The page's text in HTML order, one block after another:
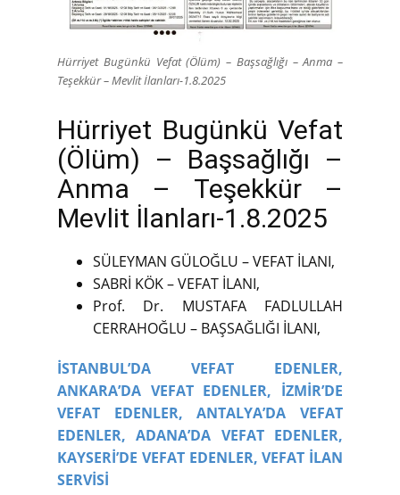
Hürriyet Bugünkü Vefat (Ölüm) – Başsağlığı – Anma –
Teşekkür – Mevlit İlanları-1.8.2025
Hürriyet Bugünkü Vefat
(Ölüm) – Başsağlığı –
Anma – Teşekkür –
Mevlit İlanları-1.8.2025
SÜLEYMAN GÜLOĞLU – VEFAT İLANI,
SABRİ KÖK – VEFAT İLANI,
Prof. Dr. MUSTAFA FADLULLAH
CERRAHOĞLU – BAŞSAĞLIĞI İLANI,
İSTANBUL’DA VEFAT EDENLER,
ANKARA’DA VEFAT EDENLER, İZMİR’DE
VEFAT EDENLER,
ANTALYA’DA VEFAT
EDENLER, ADANA’DA VEFAT EDENLER,
KAYSERİ’DE VEFAT EDENLER, VEFAT İLAN
SERVİSİ